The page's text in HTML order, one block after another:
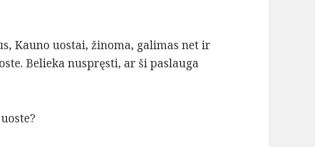
Kauno uostai, žinoma, galimas net ir
Belieka nuspręsti, ar ši paslauga